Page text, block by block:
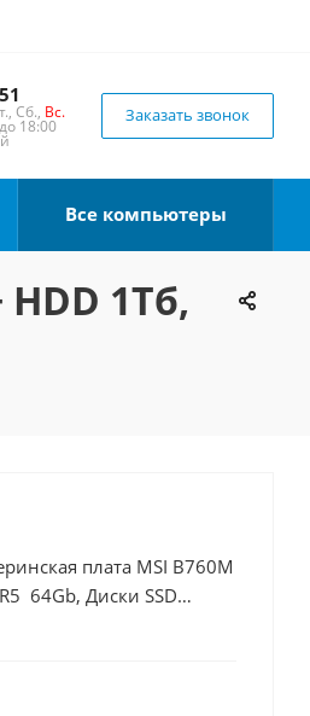
Сб., Вс.
18:00
Заказать звонок
Все компьютеры
1Тб,
плата MSI B760M
64Gb, Диски SSD